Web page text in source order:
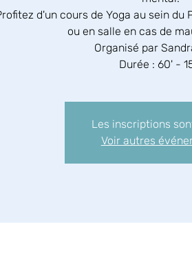
d'un cours de Yoga au sein du
ou en salle en cas de
Organisé par
Durée : 60' -
Les inscriptions
Voir autres